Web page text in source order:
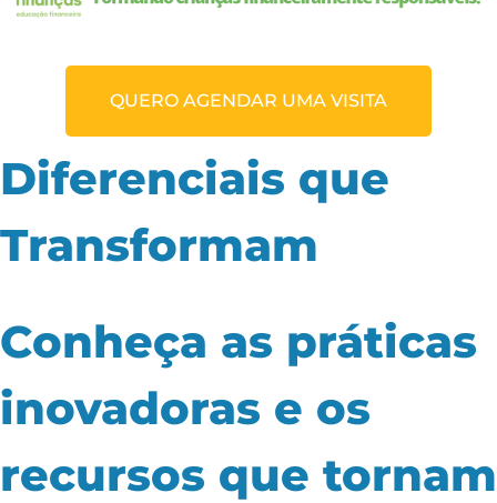
QUERO AGENDAR UMA VISITA
Diferenciais que
Transformam
Conheça as práticas
inovadoras e os
recursos que tornam